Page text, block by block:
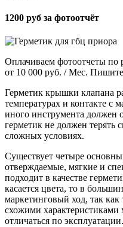
1200 руб за фотоотчёт
Оплачиваем фотоотчеты по
от 10 000 руб. / Мес.
Герметик крышки клапана
температурах и контакте с
иного инструмента должен
герметик не должен терять
сложных условиях.
Существует четыре
отверждаемые, мягкие и
подходит в качестве
касается цвета, то в
маркетинговый ход, так
схожими характеристиками
отличаться по эксплуатации.